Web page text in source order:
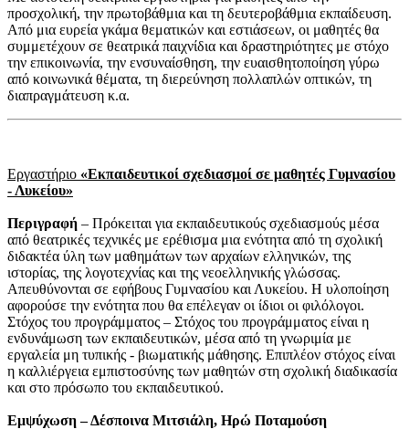
προσχολική, την πρωτοβάθμια και τη δευτεροβάθμια εκπαίδευση.
Από μια ευρεία γκάμα θεματικών και εστιάσεων, οι μαθητές θα
συμμετέχουν σε θεατρικά παιχνίδια και δραστηριότητες με στόχο
την επικοινωνία, την ενσυναίσθηση, την ευαισθητοποίηση γύρω
από κοινωνικά θέματα, τη διερεύνηση πολλαπλών οπτικών, τη
διαπραγμάτευση κ.α.
Εργαστήριο «Εκπαιδευτικοί σχεδιασμοί σε μαθητές Γυμνασίου
- Λυκείου»
Περιγραφή – Πρόκειται για εκπαιδευτικούς σχεδιασμούς μέσα
από θεατρικές τεχνικές με ερέθισμα μια ενότητα από τη σχολική
διδακτέα ύλη των μαθημάτων των αρχαίων ελληνικών, της
ιστορίας, της λογοτεχνίας και της νεοελληνικής γλώσσας.
Απευθύνονται σε εφήβους Γυμνασίου και Λυκείου. Η υλοποίηση
αφορούσε την ενότητα που θα επέλεγαν οι ίδιοι οι φιλόλογοι.
Στόχος του προγράμματος – Στόχος του προγράμματος είναι η
ενδυνάμωση των εκπαιδευτικών, μέσα από τη γνωριμία με
εργαλεία μη τυπικής - βιωματικής μάθησης. Επιπλέον στόχος είναι
η καλλιέργεια εμπιστοσύνης των μαθητών στη σχολική διαδικασία
και στο πρόσωπο του εκπαιδευτικού.
Εμψύχωση – Δέσποινα Μιτσιάλη, Ηρώ Ποταμούση